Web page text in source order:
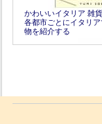
かわいいイタリア 雑
各都市ごとにイタリ
物を紹介する